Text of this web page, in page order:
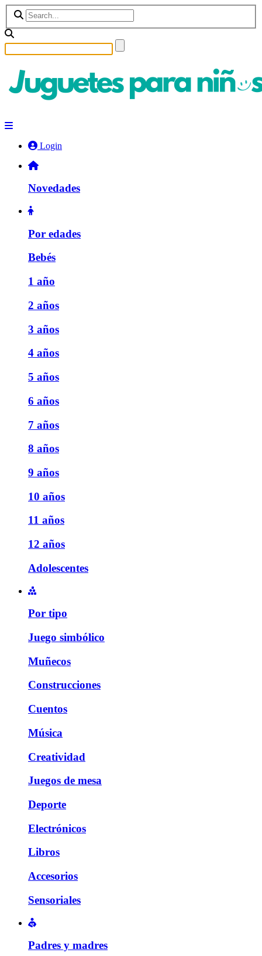
Login
Novedades
Por edades
Bebés
1 año
2 años
3 años
4 años
5 años
6 años
7 años
8 años
9 años
10 años
11 años
12 años
Adolescentes
Por tipo
Juego simbólico
Muñecos
Construcciones
Cuentos
Música
Creatividad
Juegos de mesa
Deporte
Electrónicos
Libros
Accesorios
Sensoriales
Padres y madres